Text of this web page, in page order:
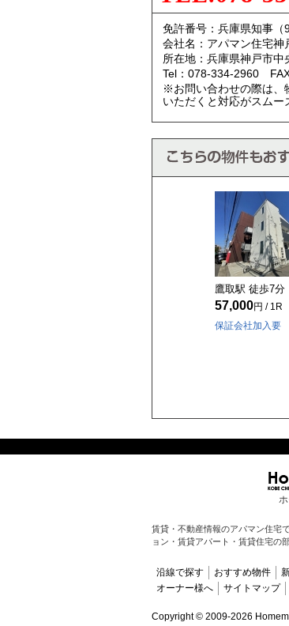
免許番号：兵庫県知事（
会社名：アパマン住宅神
所在地：兵庫県神戸市
Tel：078-334-2960
※お問い合わせの際は、
いただくと対応がスムー
鷹取駅 徒歩7分
57,000円 / 1R
保証会社加入要
賃貸・不動産情報のアパマン住宅
ョン・賃貸アパート・賃貸住宅の
沿線で探す おすすめ物件
オーナー様へ
サイトマップ
Copyright © 2009-2026